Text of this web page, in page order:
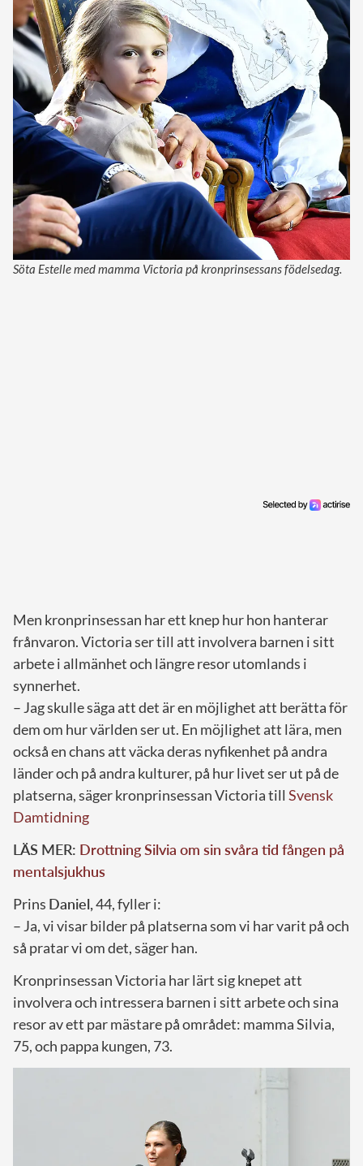
Söta Estelle med mamma Victoria på kronprinsessans födelsedag.
Men kronprinsessan har ett knep hur hon hanterar
frånvaron. Victoria ser till att involvera barnen i sitt
arbete i allmänhet och längre resor utomlands i
synnerhet.
– Jag skulle säga att det är en möjlighet att berätta för
dem om hur världen ser ut. En möjlighet att lära, men
också en chans att väcka deras nyfikenhet på andra
länder och på andra kulturer, på hur livet ser ut på de
platserna, säger kronprinsessan Victoria till Svensk
Damtidning
LÄS MER: Drottning Silvia om sin svåra tid fången på
mentalsjukhus
Prins Daniel,44, fyller i:
– Ja, vi visar bilder på platserna som vi har varit på och
så pratar vi om det, säger han.
Kronprinsessan Victoria har lärt sig knepet att
involvera och intressera barnen i sitt arbete och sina
resor av ett par mästare på området: mamma Silvia,
75, och pappa kungen, 73.